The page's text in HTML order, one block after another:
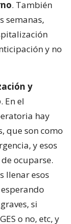
. También
semanas,
y no
y
. En el
hay
que son como
y esos
ocuparse.
llenar esos
si
o no, etc, y